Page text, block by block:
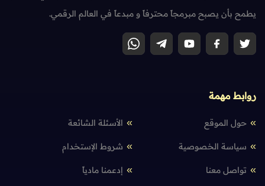
يطمح بأن يصبح مبرمجاً محترفاً و مبدعاً في العالم الرقمي.
روابط مهمة
حول الموقع الأسئلة الشائعة
سياسة الخصوصية شروط الإستخدام
تواصل معنا إدعمنا مادياً